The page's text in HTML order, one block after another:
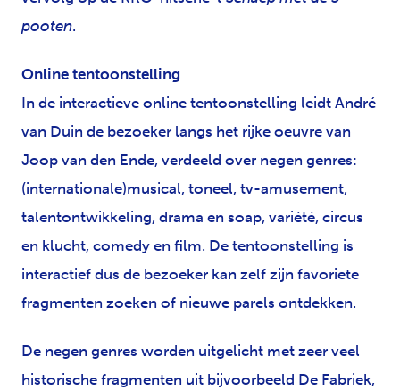
pooten.
Online tentoonstelling
In de interactieve online tentoonstelling leidt André
van Duin de bezoeker langs het rijke oeuvre van
Joop van den Ende, verdeeld over negen genres:
(internationale)musical, toneel, tv-amusement,
talentontwikkeling, drama en soap, variété, circus
en klucht, comedy en film. De tentoonstelling is
interactief dus de bezoeker kan zelf zijn favoriete
fragmenten zoeken of nieuwe parels ontdekken.
De negen genres worden uitgelicht met zeer veel
historische fragmenten uit bijvoorbeeld De Fabriek,